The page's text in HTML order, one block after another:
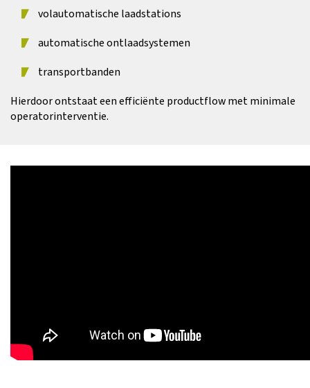
volautomatische laadstations
automatische ontlaadsystemen
transportbanden
Hierdoor ontstaat een efficiënte productflow met minimale
operatorinterventie.